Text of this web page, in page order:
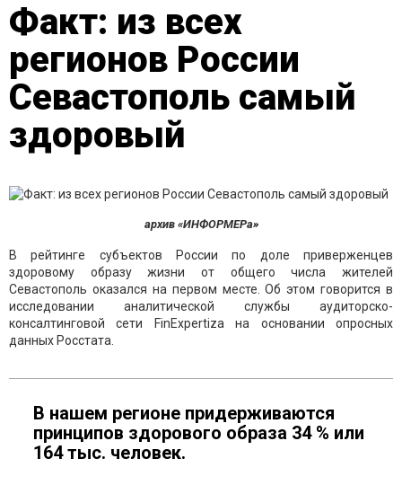
Факт: из всех
регионов России
Севастополь самый
здоровый
архив «ИНФОРМЕРа»
В рейтинге субъектов России по доле приверженцев
здоровому образу жизни от общего числа жителей
Севастополь оказался на первом месте. Об этом говорится в
исследовании аналитической службы аудиторско-
консалтинговой сети FinExpertiza на основании опросных
данных Росстата.
В нашем регионе придерживаются
принципов здорового образа 34 % или
164 тыс. человек.